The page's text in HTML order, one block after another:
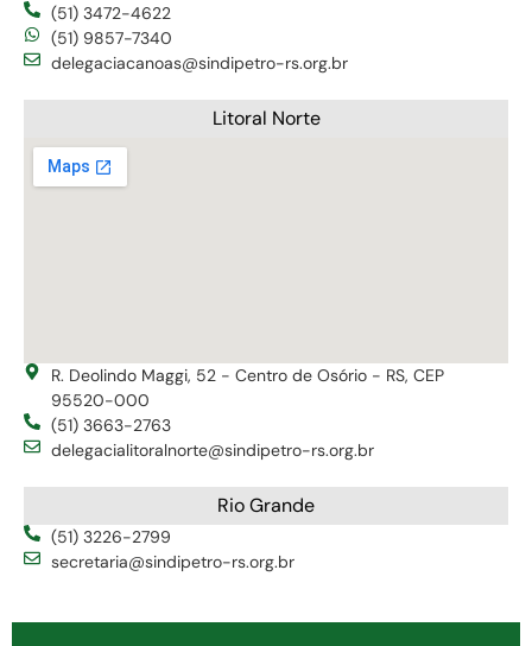
(51) 3472-4622
(51) 9857-7340
delegaciacanoas@sindipetro-rs.org.br
Litoral Norte
R. Deolindo Maggi, 52 - Centro de Osório - RS, CEP
95520-000
(51) 3663-2763
delegacialitoralnorte@sindipetro-rs.org.br
Rio Grande
(51) 3226-2799
secretaria@sindipetro-rs.org.br